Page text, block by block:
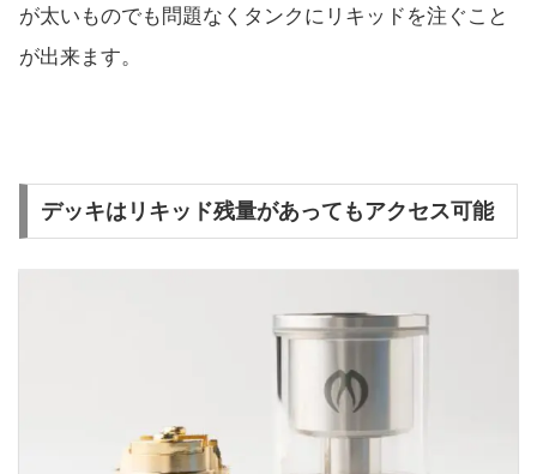
が太いものでも問題なくタンクにリキッドを注ぐこと
が出来ます。
デッキはリキッド残量があってもアクセス可能